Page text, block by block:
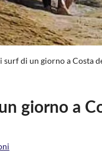
surf di un giorno a Costa
giorno a